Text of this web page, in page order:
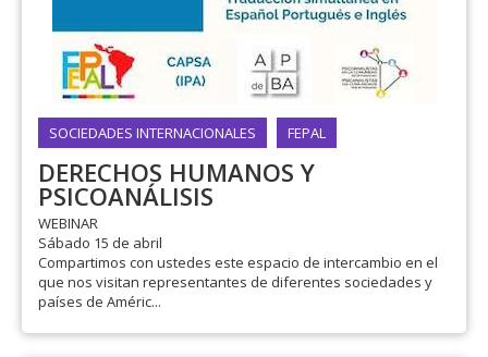
SOCIEDADES INTERNACIONALES FEPAL
DERECHOS HUMANOS Y
PSICOANÁLISIS
WEBINAR
Sábado 15 de abril
Compartimos con ustedes este espacio de intercambio en el
que nos visitan representantes de diferentes sociedades y
países de Améric...